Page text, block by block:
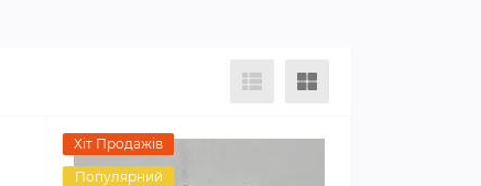
Хіт Продажів
Популярний